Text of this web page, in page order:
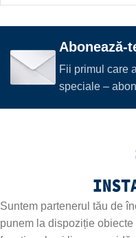
Abonează-
Fii primul care
speciale –
Suntem partenerul tău de
punem la dispoziție